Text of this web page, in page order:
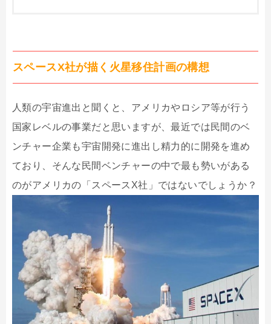
スペースX社が描く火星移住計画の構想
人類の宇宙進出と聞くと、アメリカやロシア等が行う
国家レベルの事業だと思いますが、最近では民間のベ
ンチャー企業も宇宙開発に進出し精力的に開発を進め
ており、そんな民間ベンチャーの中で最も勢いがある
のがアメリカの「スペースX社」ではないでしょうか？